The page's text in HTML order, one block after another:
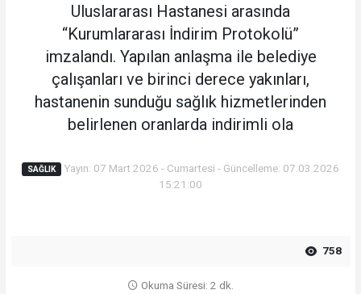
Uluslararası Hastanesi arasında
“Kurumlararası İndirim Protokolü”
imzalandı. Yapılan anlaşma ile belediye
çalışanları ve birinci derece yakınları,
hastanenin sunduğu sağlık hizmetlerinden
belirlenen oranlarda indirimli ola
SAĞLIK Yayın: 07 Mart 2026 - Cumartesi - Güncelleme: 07.03.2026
15:21:00
758
Okuma Süresi: 2 dk.